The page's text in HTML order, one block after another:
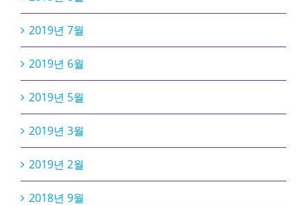
2019년 7월
2019년 6월
2019년 5월
2019년 3월
2019년 2월
2018년 9월